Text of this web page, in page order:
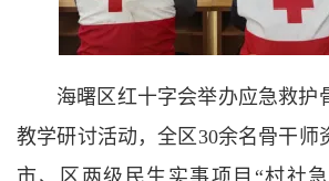
海曙区红十字会举办应急救护
教学研讨活动，全区30余名骨干师